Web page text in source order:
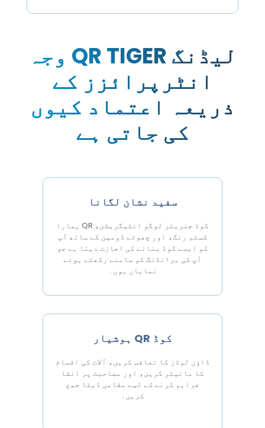
وجہ QR TIGER لیڈنگ
انٹرپرائزز کے
ذریعہ اعتماد کیوں
کی جاتی ہے
سفید نشان لگانا
ہمارا QR کوڈ جنریٹر لوگو انٹیگریشن،
کسٹم رنگ، اور چھوٹے ڈومین کے ساتھ آپ
کو ایسے کوڈ بنانے کی اجازت دیتا ہے جو
آپ کی برانڈنگ کو سامنے رکھتے ہوئے
نمایاں ہوں۔
ہوشیار QR کوڈ
ڈاؤن لوڈز کا تعاقب کریں، آلات کی اقسام
کا مانیٹر کریں، اور مصاحبت پر انشا
فراہم کرنے کے لیے مقامی ڈیٹا جمع
کریں۔